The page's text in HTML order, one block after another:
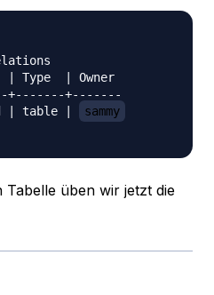
| Type  | Owner
+-------
| table |
sammy
Tabelle üben wir jetzt die